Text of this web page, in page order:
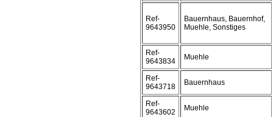
Ref-
9643950
Bauernhaus, Bauernhof,
Muehle, Sonstiges
Ref-
9643834
Muehle
Ref-
9643718
Bauernhaus
Ref-
9643602
Muehle